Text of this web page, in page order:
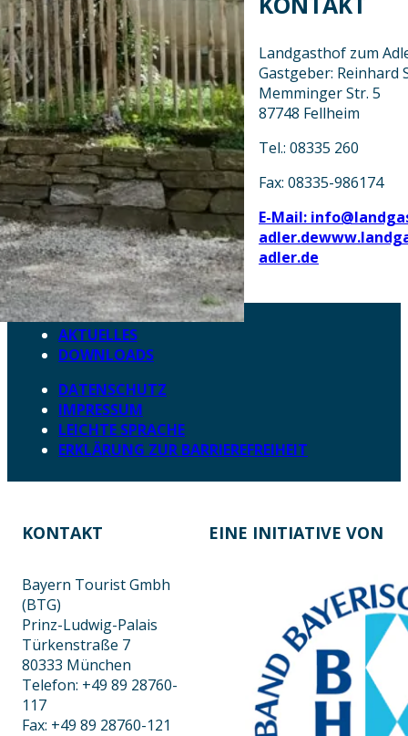
Landgasthof zum
Gastgeber: Reinhard
Memminger Str. 5
87748 Fellheim
Tel.: 08335 260
Fax: 08335-986174
E-Mail:
adler.de
adler.de
AKTUELLES
DOWNLOADS
DATENSCHUTZ
IMPRESSUM
LEICHTE SPRACHE
ERKLÄRUNG ZUR BARRIEREFREIHEIT
KONTAKT EINE INITIATIVE VON
Bayern Tourist Gmbh
(BTG)
Prinz-Ludwig-Palais
Türkenstraße 7
80333 München
Telefon: +49 89 28760-
117
Fax: +49 89 28760-121